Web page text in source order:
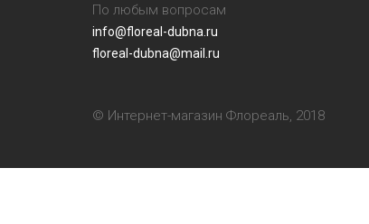
По любым вопросам
info@floreal-dubna.ru
floreal-dubna@mail.ru
© Интернет-магазин Флореаль, 2018